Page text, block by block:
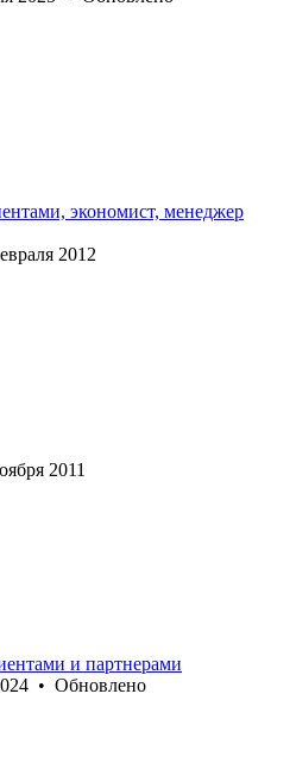
экономист, менеджер
2012
2011
и партнерами
• Обновлено